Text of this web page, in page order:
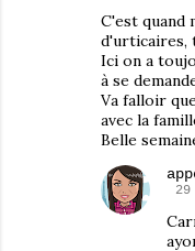
C'est quand
d'urticaires,
Ici on a
à se
Va falloir
avec la
Belle